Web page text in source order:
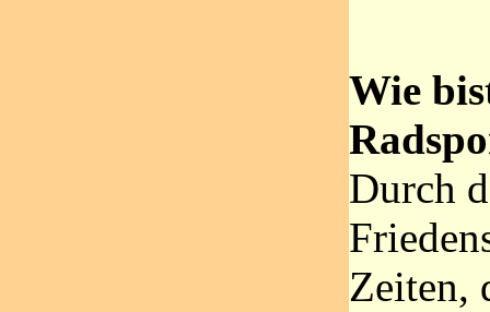
Wie
Durch
Zeiten,